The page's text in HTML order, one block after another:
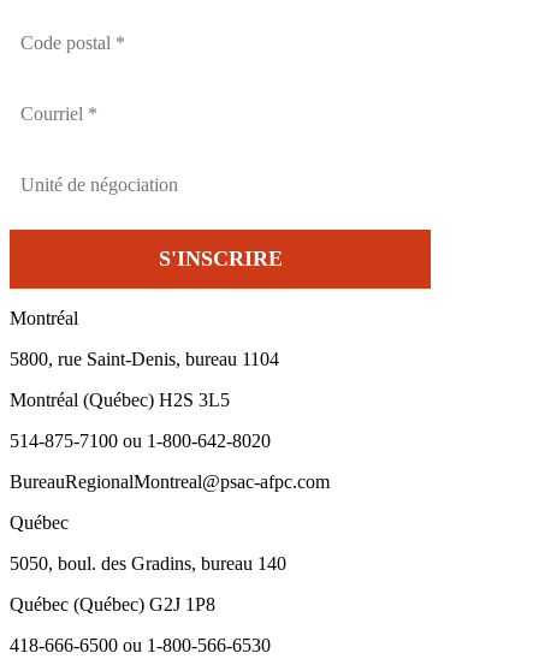
Montréal
5800, rue Saint-Denis, bureau 1104
Montréal (Québec) H2S 3L5
514-875-7100 ou 1-800-642-8020
BureauRegionalMontreal@psac-afpc.com
Québec
5050, boul. des Gradins, bureau 140
Québec (Québec) G2J 1P8
418-666-6500 ou 1-800-566-6530